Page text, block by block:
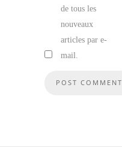
de tous les
nouveaux
articles par e-
mail.